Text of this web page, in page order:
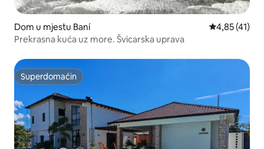
Dom u mjestu Baní Prosječna
4,85 (41)
Prekrasna kuća uz more. Švicarska uprava
Superdomaćin
Superdomaćin